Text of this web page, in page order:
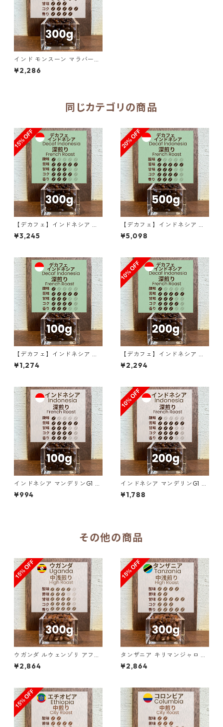
インド モンスーン マラバール
AA ディープカカオ 300g（1
00g単価の15%OFF）
¥2,286
同じカテゴリの商品
【デカフェ】インドネシア マ
ンデリンG1 リントン ラトゥ 3
00g（100g単価の15％OFF）
¥3,245
【デカフェ】インドネシア マ
ンデリンG1 リントン ラトゥ 5
00g（100g単価の20％OF
¥5,098
【デカフェ】インドネシア マ
ンデリンG1 リントン ラトゥ 1
00g
¥1,274
【デカフェ】インドネシア マ
ンデリンG1 リントン ラトゥ 2
00g（100g単価の10％OF
¥2,294
インドネシア マンデリンG1 リ
ントン ラトゥ ダブルピック 1
00g
¥994
インドネシア マンデリンG1 リ
ントン ラトゥ ダブルピック 2
00g（100g単価の10％OF
¥1,788
その他の商品
ウガンダ ルウェンゾリ アフリ
カン・ムーン “ドンキー” ナチ
ュラル 300g（100g単価の1
¥2,864
タンザニア キリマンジャロ KI
BO AA ノーザン・モシ 300g
（100g単価の15%OFF）
¥2,864